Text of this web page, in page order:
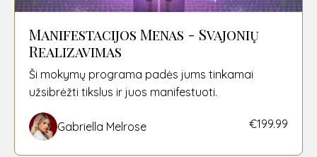
Manifestacijos Menas - Svajonių
Realizavimas
Ši mokymų programa padės jums tinkamai
užsibrėžti tikslus ir juos manifestuoti.
Gabriella Melrose €199.99